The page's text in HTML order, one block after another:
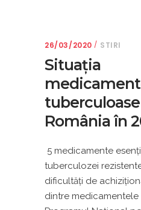
26/03/2020 STIRI
Situaţia
România în
5 medicamente
tuberculozei
dificultăți de
dintre medicamentele